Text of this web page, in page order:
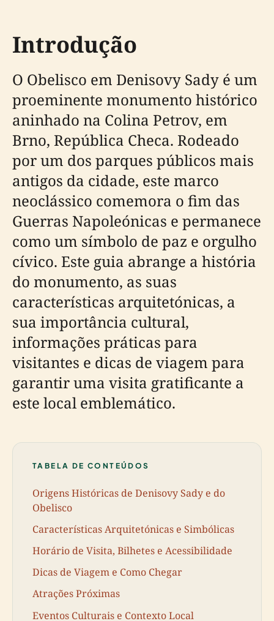
Introdução
O Obelisco em Denisovy Sady é um
proeminente monumento histórico
aninhado na Colina Petrov, em
Brno, República Checa. Rodeado
por um dos parques públicos mais
antigos da cidade, este marco
neoclássico comemora o fim das
Guerras Napoleónicas e permanece
como um símbolo de paz e orgulho
cívico. Este guia abrange a história
do monumento, as suas
características arquitetónicas, a
sua importância cultural,
informações práticas para
visitantes e dicas de viagem para
garantir uma visita gratificante a
este local emblemático.
TABELA DE CONTEÚDOS
Origens Históricas de Denisovy Sady e do
Obelisco
Características Arquitetónicas e Simbólicas
Horário de Visita, Bilhetes e Acessibilidade
Dicas de Viagem e Como Chegar
Atrações Próximas
Eventos Culturais e Contexto Local